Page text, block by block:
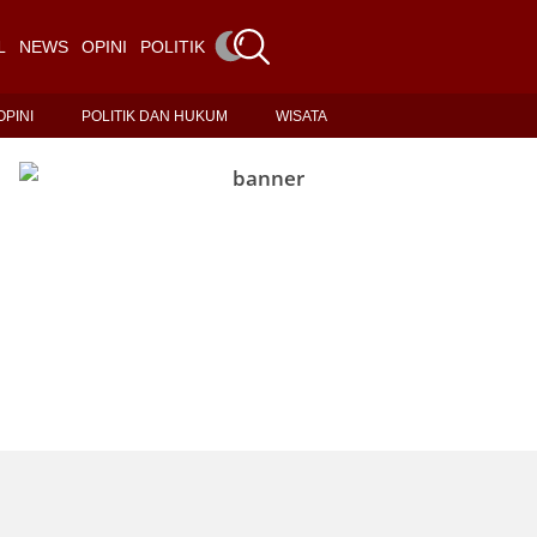
NEWS OPINI POLITIK DAN HUKUM
POLITIK DAN HUKUM WISATA